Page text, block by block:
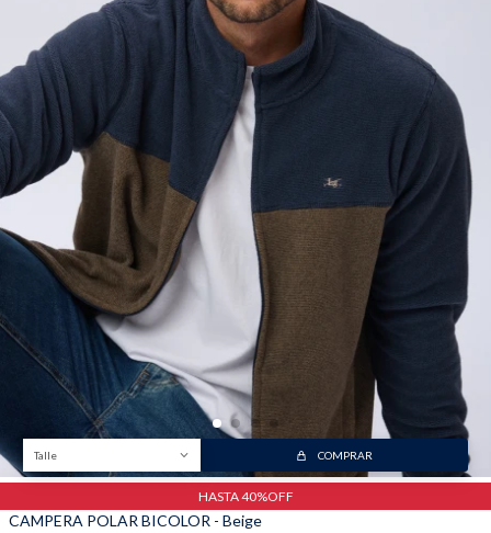
Talle COMPRAR
HASTA 40%OFF
CAMPERA POLAR BICOLOR - Beige